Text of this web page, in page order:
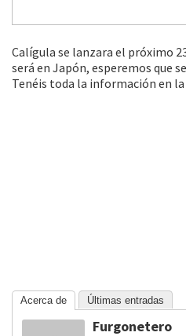
Calígula se lanzara el próximo
será en Japón, esperemos que
Tenéis toda la información en la
Acerca de Últimas entradas
Furgonetero